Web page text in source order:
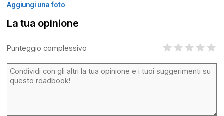
Aggiungi una foto
La tua opinione
Punteggio complessivo